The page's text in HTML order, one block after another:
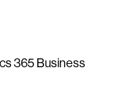
365 Business